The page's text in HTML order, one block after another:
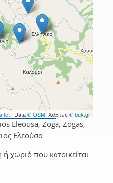
| Data© OSM, Χάρτες © buk.gr
Eleousa, Zoga, Zogas,
Ελεούσα
χωριό που κατοικείται